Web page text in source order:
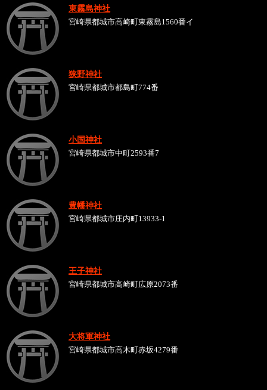
東霧島神社
宮崎県都城市高崎町東霧島1560番イ
狭野神社
宮崎県都城市都島町774番
小国神社
宮崎県都城市中町2593番7
豊幡神社
宮崎県都城市庄内町13933-1
王子神社
宮崎県都城市高崎町広原2073番
大将軍神社
宮崎県都城市高木町赤坂4279番